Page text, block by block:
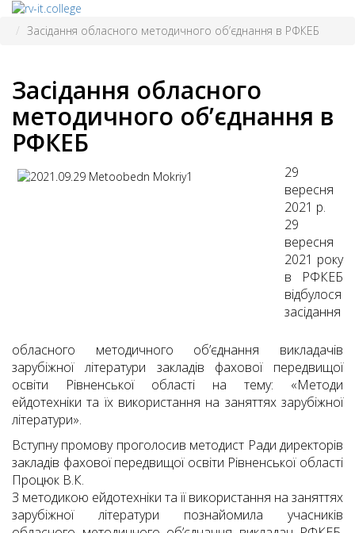
Засідання обласного методичного об’єднання в РФКЕБ
Засідання обласного
методичного об’єднання в
РФКЕБ
29
вересня
2021 р.
29
вересня
2021 року
в РФКЕБ
відбулося
засідання
обласного методичного об’єднання викладачів
зарубіжної літератури закладів фахової передвищої
освіти Рівненської області на тему: «Методи
ейдотехніки та їх використання на заняттях зарубіжної
літератури».
Вступну промову проголосив методист Ради директорів
закладів фахової передвищої освіти Рівненської області
Процюк В.К.
З методикою ейдотехніки та її використання на заняттях
зарубіжної літератури познайомила учасників